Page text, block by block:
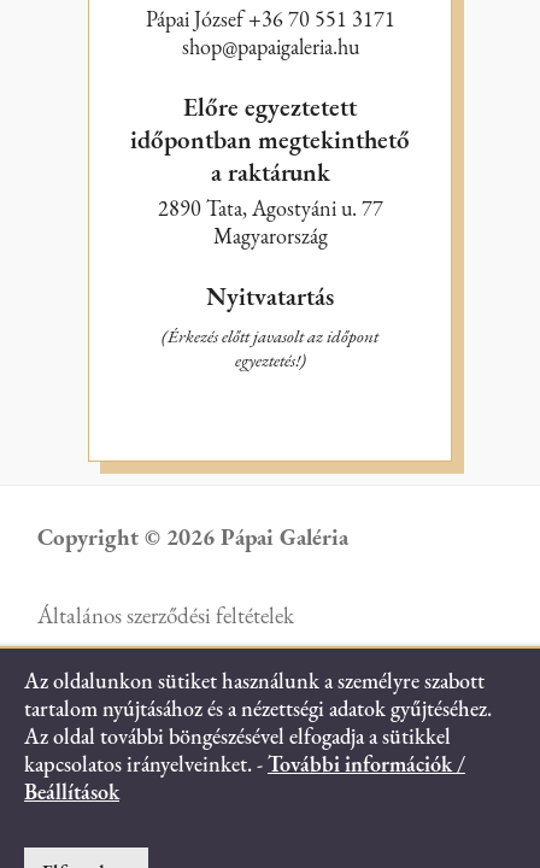
Az oldalunkon sütiket használunk a személyre szabott
tartalom nyújtásához és a nézettségi adatok gyűjtéséhez.
Az oldal további böngészésével elfogadja a sütikkel
kapcsolatos irányelveinket. -További információk /
Beállítások
Pápai József +36 70 551 3171
shop@papaigaleria.hu
Előre egyeztetett
időpontban megtekinthető
a raktárunk
2890 Tata, Agostyáni u. 77
Magyarország
Nyitvatartás
(Érkezés előtt javasolt az időpont
egyeztetés!)
Copyright © 2026 Pápai Galéria
Általános szerződési feltételek
Adatvédelmi tájékoztató
Süti tájékoztató